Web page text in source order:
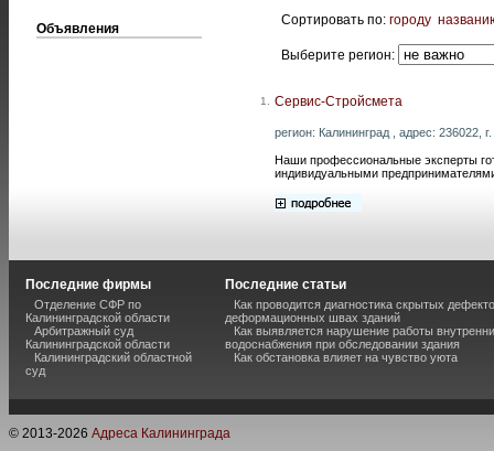
Объявления
Сортировать по: городу
Выберите регион:
1. Сервис-Стройсмета
регион: Калининград , адрес: 236022,
Наши профессиональные эксперты
индивидуальными
Последние фирмы
Отделение СФР по
Калининградской области
Арбитражный суд
Калининградской области
Калининградский областной
суд
Последние статьи
Как проводится диагностика скрытых
деформационных швах зданий
Как выявляется нарушение работы
водоснабжения при обследовании здания
Как обстановка влияет на чувство уюта
© 2013-2026 Адреса Калининграда